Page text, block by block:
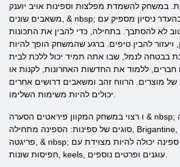
במשחק להשמדת מפלצות וספינות אויב יוענק
משאבים שונים, & nbsp; אבל בהתחלה, בהעדר ניסיון מספיק עם
טוב לא להסתבך. בתחילה, כדי להבין את התכונות
להבין טיפים. ברגע שהמשחק הופך להיות
בבטחה לנמל, שבו אתה תמיד יכול ללכת לבית
ללמוד את החדשות האחרונות, לקנות או
של מוצרים. הרווח זהב ומשאבים דרושים אחרים
ו & nbsp; ניתן באמצעות חמישה
סוגים של ספינות: הספינה מתחילה, Brigantine, Brigantine הצבאי,
פריגטה, & nbsp; פריגטה הגדולה. כל ספינה יכולה להיות מצוידת עם